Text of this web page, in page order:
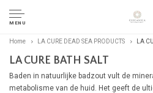
MENU
Home LA CURE DEAD SEA PRODUCTS LA
LA CURE BATH SALT
Baden in natuurlijke badzout vult de
metabolisme van de huid. Het geeft de